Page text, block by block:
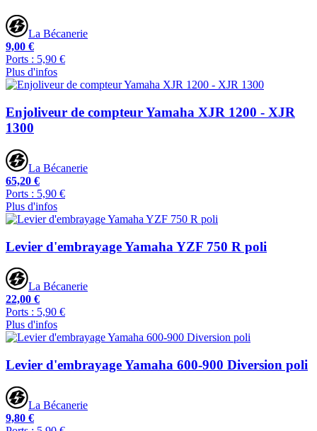
La Bécanerie
9,00 €
Ports : 5,90 €
Plus d'infos
Enjoliveur de compteur Yamaha XJR 1200 - XJR
1300
La Bécanerie
65,20 €
Ports : 5,90 €
Plus d'infos
Levier d'embrayage Yamaha YZF 750 R poli
La Bécanerie
22,00 €
Ports : 5,90 €
Plus d'infos
Levier d'embrayage Yamaha 600-900 Diversion poli
La Bécanerie
9,80 €